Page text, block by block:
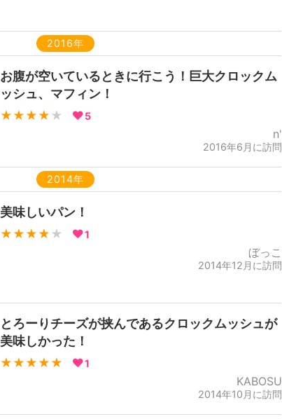
2016年
お腹が空いているときに行こう！巨大クロックム
ッシュ、マフィン！
★★★★ ★ 5
n'
2016年6月に訪問
2014年
美味しいパン！
★★★★ ★ 1
ぼっこ
2014年12月に訪問
とろーりチーズが挟んであるクロックムッシュが
美味しかった！
★★★★★ 1
KABOSU
2014年10月に訪問